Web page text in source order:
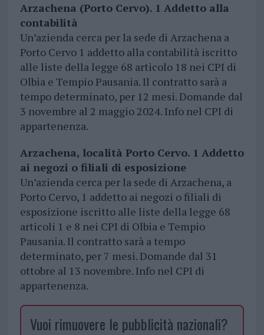
Arzachena (Porto Cervo). 1 Addetto alla
contabilità
Un’azienda cerca per la sede di Arzachena a
Porto Cervo 1 addetto alla contabilità iscritto
alle liste della legge 68 articolo 18 nei CPI di
Olbia e Tempio Pausania. Il contratto sarà a
tempo determinato, per 12 mesi. Domande dal
3 novembre al 2 maggio 2024. Info nel CPI di
appartenenza.
Arzachena, località Porto Cervo. 1 Addetto
ai negozi o filiali di esposizione
Un’azienda cerca per la sede di Arzachena, a
Porto Cervo, 1 addetto ai negozi o filiali di
esposizione iscritto alle liste della legge 68
articoli 1 e 8 nei CPI di Olbia e Tempio
Pausania. Il contratto sarà a tempo
determinato, per 7 mesi. Domande dal 31
ottobre al 13 novembre. Info nel CPI di
appartenenza.
Vuoi rimuovere le pubblicità nazionali?